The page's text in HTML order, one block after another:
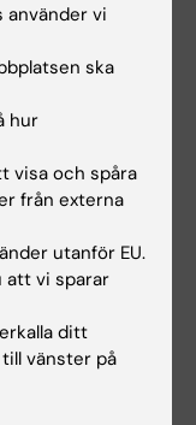
kurs
denna sida?
använder vi
ska
hur
visa och spåra
från externa
utanför EU.
att vi sparar
ditt
vänster på